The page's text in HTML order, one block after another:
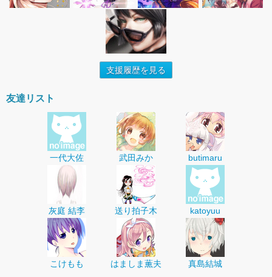
支援履歴を見る
友達リスト
一代大佐 武田みか butimaru
灰庭 結李 送り拍子木 katoyuu
こけもも はましま薫夫 真島結城